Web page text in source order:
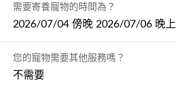
需要寄養寵物的時間為？
2026/07/04 傍晚 2026/07/06 晚上
您的寵物需要其他服務嗎？
不需要